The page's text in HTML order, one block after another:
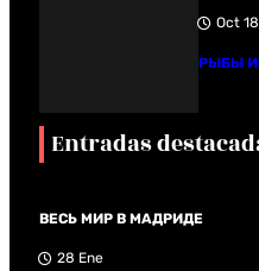
Oct
РЫБЫ
Entradas
ВЕСЬ МИР В МАДРИДЕ
28 Ene